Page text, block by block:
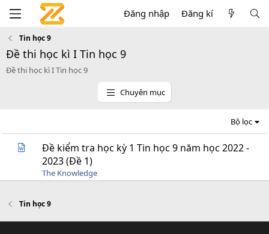
Đăng nhập Đăng kí
Tin học 9
Đề thi học kì I Tin học 9
Đề thi học kì I Tin học 9
Chuyên mục
Bộ lọc
Đề kiểm tra học kỳ 1 Tin học 9 năm học 2022 -
2023 (Đề 1)
The Knowledge
Tin học 9